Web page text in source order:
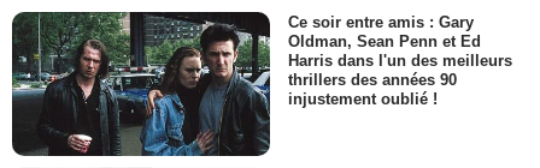
Ce soir entre amis : Gary
Oldman, Sean Penn et Ed
Harris dans l'un des meilleurs
thrillers des années 90
injustement oublié !